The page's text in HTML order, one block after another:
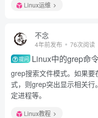
Linux运维
不念
4年前发布 76次阅读
提问 Linux中的grep命
grep搜索文件模式。如果
式，则grep突出显示相关
定进程等。
Linux教程